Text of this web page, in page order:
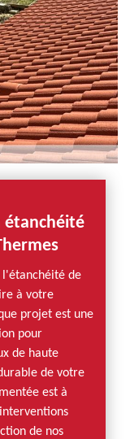
étanchéité
l'étanchéité de
à votre
projet est une
pour
de haute
de votre
est à
de nos